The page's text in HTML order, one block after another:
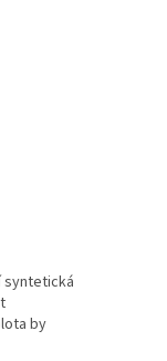
syntetická
by